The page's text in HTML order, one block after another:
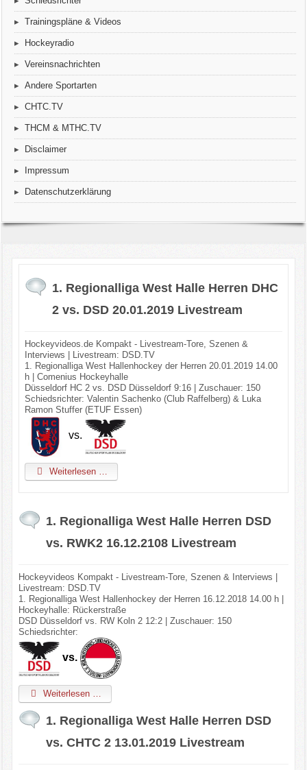
Trainingspläne & Videos
Hockeyradio
Vereinsnachrichten
Andere Sportarten
CHTC.TV
THCM & MTHC.TV
Disclaimer
Impressum
Datenschutzerklärung
1. Regionalliga West Halle Herren DHC
2 vs. DSD 20.01.2019 Livestream
Hockeyvideos.de Kompakt - Livestream-Tore, Szenen &
Interviews | Livestream: DSD.TV
1. Regionalliga West Hallenhockey der Herren 20.01.2019 14.00
h | Comenius Hockeyhalle
Düsseldorf HC 2 vs. DSD Düsseldorf 9:16 | Zuschauer: 150
Schiedsrichter: Valentin Sachenko (Club Raffelberg) & Luka
Ramon Stuffer (ETUF Essen)
vs.
Weiterlesen …
1. Regionalliga West Halle Herren DSD
vs. RWK2 16.12.2108 Livestream
Hockeyvideos Kompakt - Livestream-Tore, Szenen & Interviews |
Livestream: DSD.TV
1. Regionalliga West Hallenhockey der Herren 16.12.2018 14.00 h |
Hockeyhalle: Rückerstraße
DSD Düsseldorf vs. RW Koln 2 12:2 | Zuschauer: 150
Schiedsrichter:
vs.
Weiterlesen …
1. Regionalliga West Halle Herren DSD
vs. CHTC 2 13.01.2019 Livestream